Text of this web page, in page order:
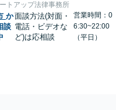
トアップ法律事務所
か
談
面談方法(対面・
電話・ビデオな
ど)は応相談
営業時間：0
6:30~22:00
（平日）